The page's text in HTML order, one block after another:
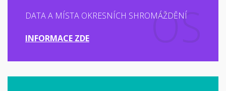
DATA A MÍSTA OKRESNÍCH SHROMÁŽDĚNÍ
INFORMACE ZDE